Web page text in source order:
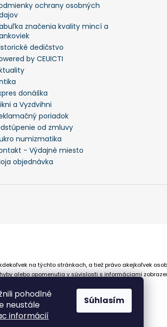
pohodlné
neustále
informácií
Súhlasím
ochrany osobných
značenia kvality mincí a
dedičstvo
by CEUICTI
donáška
a Vyzdvihni
poriadok
od zmluvy
numizmatika
- Výdajné miesto
objednávka
na týchto stránkach, a tiež právo akejkoľvek
alebo opomenutia v súvislosti s informáciami
na týchto stránkach.